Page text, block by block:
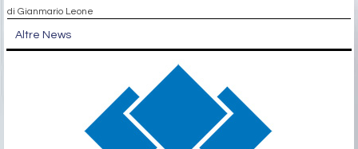
di Gianmario Leone
Altre News